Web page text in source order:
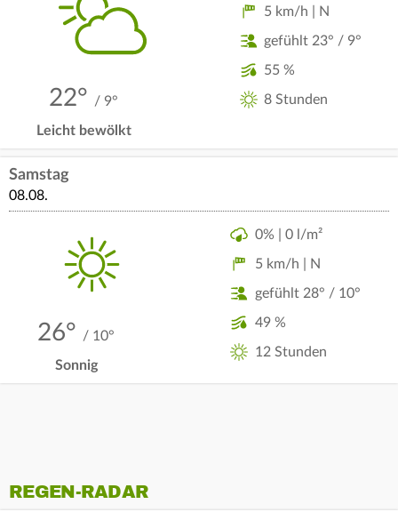
22° / 9°
Leicht bewölkt
5 km/h | N
gefühlt 23° / 9°
55 %
8 Stunden
Samstag
08.08.
26° / 10°
Sonnig
0% | 0 l/m²
5 km/h | N
gefühlt 28° / 10°
49 %
12 Stunden
REGEN-RADAR